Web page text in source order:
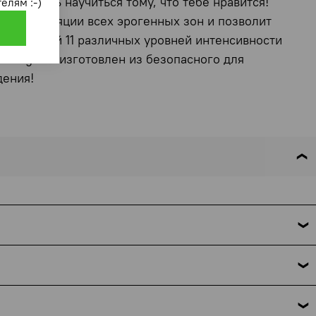
стимуляции всех эрогенных зон и позволит
11 различных уровней интенсивности
Pro изготовлен из безопасного для